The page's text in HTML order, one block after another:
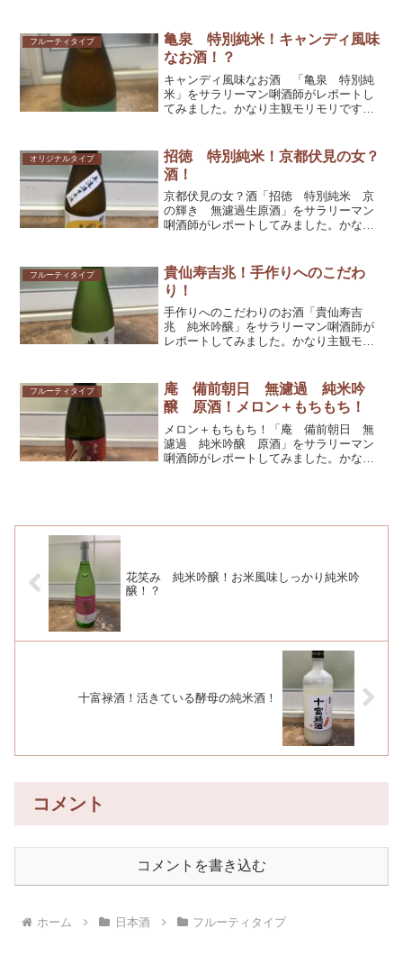
フルーティタイプ
亀泉 特別純米！キャンディ風味
なお酒！？
キャンディ風味なお酒 「亀泉 特別純
米」をサラリーマン唎酒師がレポートし
てみました。かなり主観モリモリです
オリジナルタイプ
招徳 特別純米！京都伏見の女？
酒！
京都伏見の女？酒「招徳 特別純米 京
の輝き 無濾過生原酒」をサラリーマン
唎酒師がレポートしてみました。かなり
フルーティタイプ
貴仙寿吉兆！手作りへのこだわ
り！
手作りへのこだわりのお酒「貴仙寿吉
兆 純米吟醸」をサラリーマン唎酒師が
レポートしてみました。かなり主観モリ
フルーティタイプ
庵 備前朝日 無濾過 純米吟
醸 原酒！メロン＋もちもち！
メロン＋もちもち！「庵 備前朝日 無
濾過 純米吟醸 原酒」をサラリーマン
唎酒師がレポートしてみました。かなり
花笑み 純米吟醸！お米風味しっかり純米吟
醸！？
十富禄酒！活きている酵母の純米酒！
コメント
コメントを書き込む
ホーム 日本酒 フルーティタイプ